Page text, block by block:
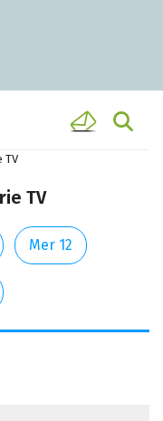
TV
TV
Mer 12